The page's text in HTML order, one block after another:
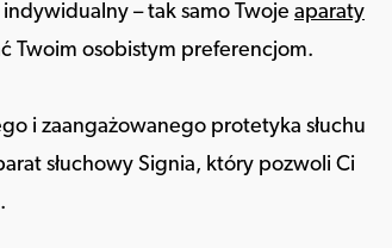
– tak samo Twoje aparaty
Twoim osobistym preferencjom.
i zaangażowanego protetyka słuchu
słuchowy Signia, który pozwoli Ci